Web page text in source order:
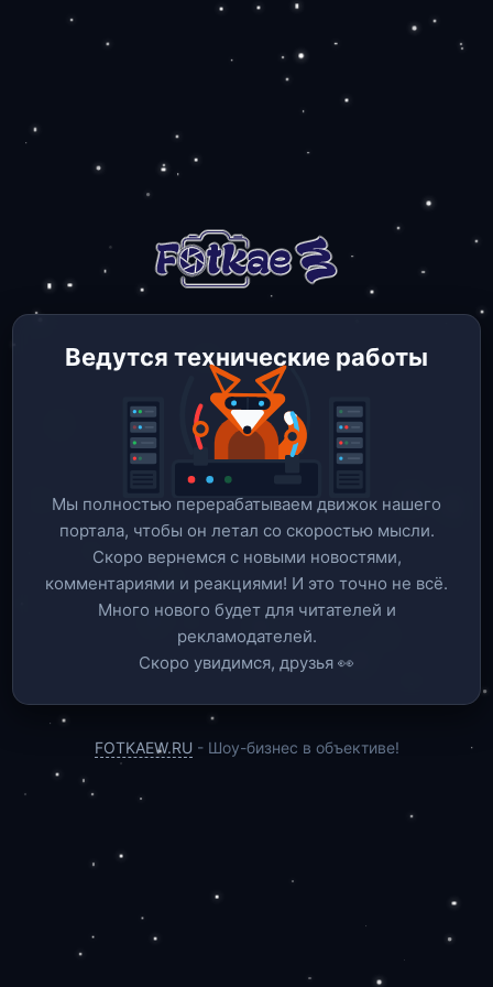
Ведутся технические работы
Мы полностью перерабатываем движок нашего
портала, чтобы он летал со скоростью мысли.
Скоро вернемся c новыми новостями,
комментариями и реакциями! И это точно не всё.
Много нового будет для читателей и
рекламодателей.
Скоро увидимся, друзья 👀
FOTKAEW.RU - Шоу-бизнес в объективе!